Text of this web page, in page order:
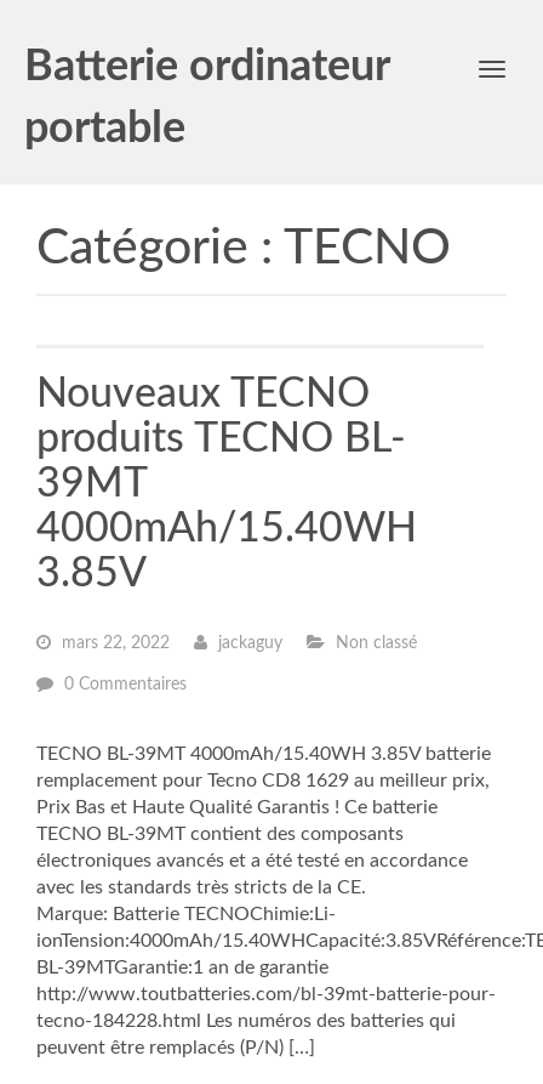
Batterie ordinateur
portable
Toggle
Catégorie : TECNO
Nouveaux TECNO
produits TECNO BL-
39MT
4000mAh/15.40WH
3.85V
mars 22, 2022 jackaguy Non classé
0 Commentaires
TECNO BL-39MT 4000mAh/15.40WH 3.85V batterie
remplacement pour Tecno CD8 1629 au meilleur prix,
Prix Bas et Haute Qualité Garantis ! Ce batterie
TECNO BL-39MT contient des composants
électroniques avancés et a été testé en accordance
avec les standards très stricts de la CE.
Marque: Batterie TECNOChimie:Li-
ionTension:4000mAh/
BL-39MTGarantie:1 an de garantie
http://www.toutbatteries.com/bl-39mt-batterie-pour-
tecno-184228.html Les numéros des batteries qui
peuvent être remplacés (P/N) […]